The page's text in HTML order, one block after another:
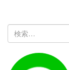
索: